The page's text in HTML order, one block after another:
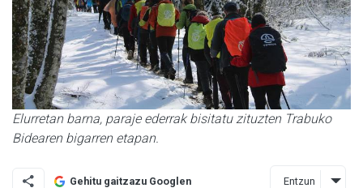
Elurretan barna, paraje ederrak bisitatu zituzten Trabuko
Bidearen bigarren etapan.
Gehitu gaitzazu Googlen Entzun